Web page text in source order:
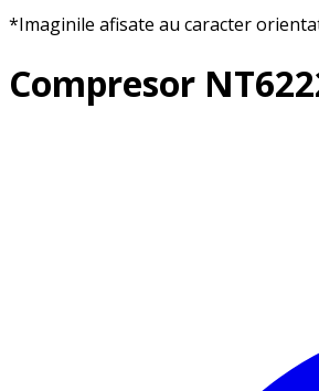
*Imaginile afisate au caracter
Compresor